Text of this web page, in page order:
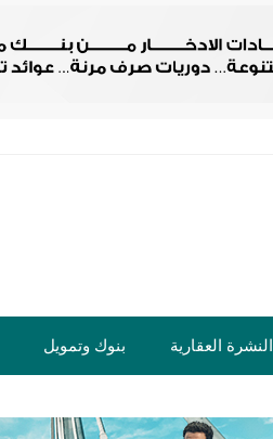
النشرة العقارية بنوك وتمويل